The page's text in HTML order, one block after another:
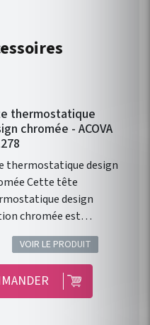
thermostatique
chromée - ACOVA
thermostatique design
tête
design
chromée est
avec l'ensemble
gamme de chauffage
Fassane Prem's de
ACOVA .
VOIR LE PRODUIT